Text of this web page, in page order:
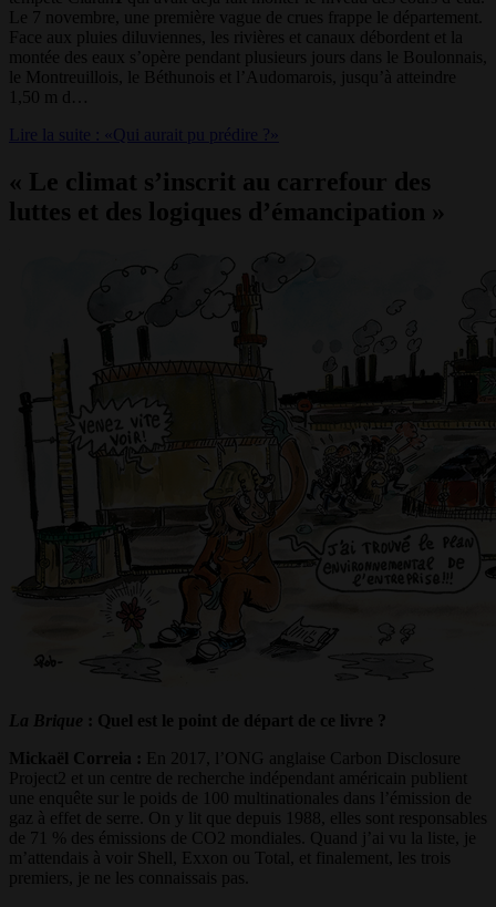
Le 7 novembre, une première vague de crues frappe le département.
Face aux pluies diluviennes, les rivières et canaux débordent et la
montée des eaux s’opère pendant plusieurs jours dans le Boulonnais,
le Montreuillois, le Béthunois et l’Audomarois, jusqu’à atteindre
1,50 m d…
Lire la suite : «Qui aurait pu prédire ?»
« Le climat s’inscrit au carrefour des
luttes et des logiques d’émancipation »
La Brique : Quel est le point de départ de ce livre ?
Mickaël Correia : En 2017, l’ONG anglaise Carbon Disclosure
Project2 et un centre de recherche indépendant américain publient
une enquête sur le poids de 100 multinationales dans l’émission de
gaz à effet de serre. On y lit que depuis 1988, elles sont responsables
de 71 % des émissions de CO2 mondiales. Quand j’ai vu la liste, je
m’attendais à voir Shell, Exxon ou Total, et finalement, les trois
premiers, je ne les connaissais pas.